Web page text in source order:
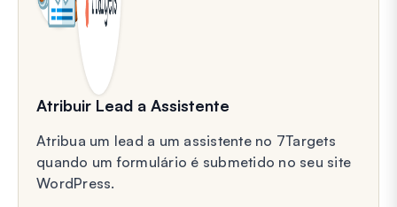
Atribuir Lead a Assistente
Atribua um lead a um assistente no 7Targets
quando um formulário é submetido no seu site
WordPress.